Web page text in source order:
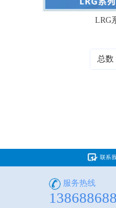
LRG
总数
服务热线